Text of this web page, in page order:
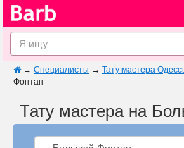
→ Специалисты → Тату мастера
Фонтан
Тату мастера на